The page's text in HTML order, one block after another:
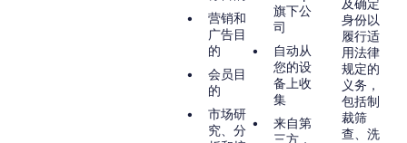
营销和
广告目
的
会员目
的
市场研
究、分
旗下公
司
自动从
您的设
备上收
集
来自第
三方，
及确定
身份以
履行适
用法律
规定的
义务，
包括制
裁筛
查、洗